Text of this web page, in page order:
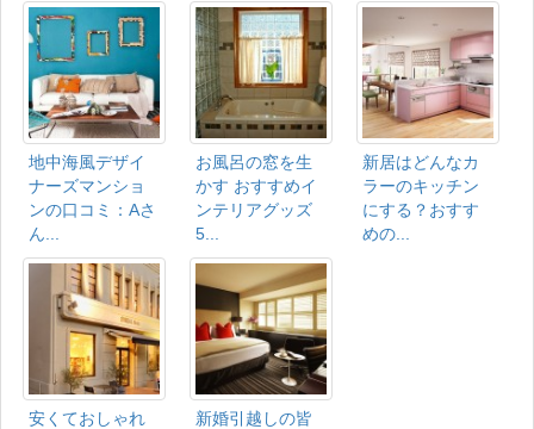
地中海風デザイ
ナーズマンショ
ンの口コミ：Aさ
ん...
お風呂の窓を生
かす おすすめイ
ンテリアグッズ
5...
新居はどんなカ
ラーのキッチン
にする？おすす
めの...
安くておしゃれ
新婚引越しの皆